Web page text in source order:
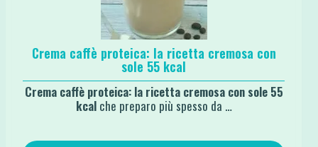
Crema caffè proteica: la ricetta cremosa con
sole 55 kcal
Crema caffè proteica: la ricetta cremosa con sole 55
kcalche preparo più spesso da …